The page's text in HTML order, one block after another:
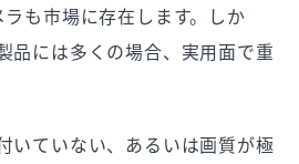
も市場に存在します。しか
品には多くの場合、実用面で重
いていない、あるいは画質が極